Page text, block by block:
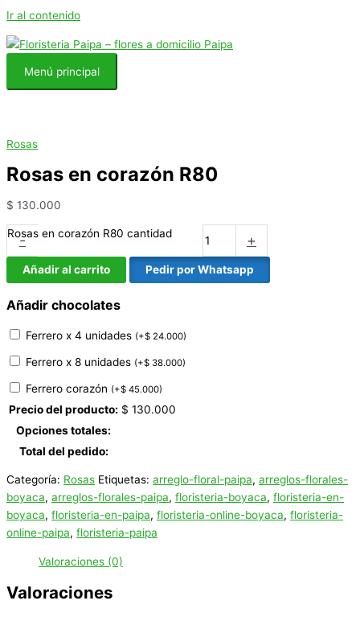
Ir al contenido
Menú principal
Rosas
Rosas en corazón R80
$ 130.000
-
Rosas en corazón R80 cantidad +
Añadir al carrito Pedir por Whatsapp
Añadir chocolates
Ferrero x 4 unidades (+$ 24.000)
Ferrero x 8 unidades (+$ 38.000)
Ferrero corazón (+$ 45.000)
Precio del producto: $ 130.000
Opciones totales:
Total del pedido:
Categoría: Rosas Etiquetas: arreglo-floral-paipa, arreglos-florales-
boyaca, arreglos-florales-paipa, floristeria-boyaca, floristeria-en-
boyaca, floristeria-en-paipa, floristeria-online-boyaca, floristeria-
online-paipa, floristeria-paipa
Valoraciones (0)
Valoraciones